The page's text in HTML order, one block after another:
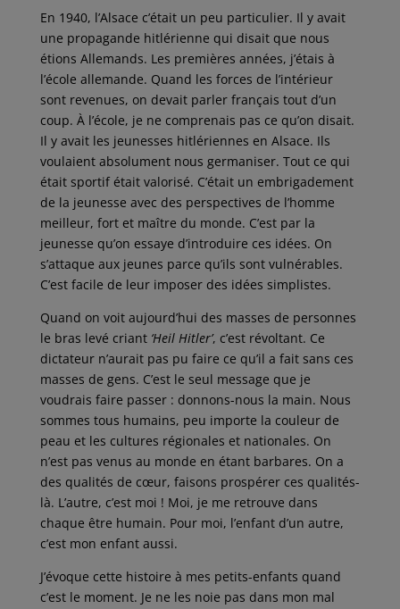
En 1940, l’Alsace c’était un peu particulier. Il y avait
une propagande hitlérienne qui disait que nous
étions Allemands. Les premières années, j’étais à
l’école allemande. Quand les forces de l’intérieur
sont revenues, on devait parler français tout d’un
coup. À l’école, je ne comprenais pas ce qu’on disait.
Il y avait les jeunesses hitlériennes en Alsace. Ils
voulaient absolument nous germaniser. Tout ce qui
était sportif était valorisé. C’était un embrigadement
de la jeunesse avec des perspectives de l’homme
meilleur, fort et maître du monde. C’est par la
jeunesse qu’on essaye d’introduire ces idées. On
s’attaque aux jeunes parce qu’ils sont vulnérables.
C’est facile de leur imposer des idées simplistes.
Quand on voit aujourd’hui des masses de personnes
le bras levé criant ‘Heil Hitler’, c’est révoltant. Ce
dictateur n’aurait pas pu faire ce qu’il a fait sans ces
masses de gens. C’est le seul message que je
voudrais faire passer : donnons-nous la main. Nous
sommes tous humains, peu importe la couleur de
peau et les cultures régionales et nationales. On
n’est pas venus au monde en étant barbares. On a
des qualités de cœur, faisons prospérer ces qualités-
là. L’autre, c’est moi ! Moi, je me retrouve dans
chaque être humain. Pour moi, l’enfant d’un autre,
c’est mon enfant aussi.
J’évoque cette histoire à mes petits-enfants quand
c’est le moment. Je ne les noie pas dans mon mal